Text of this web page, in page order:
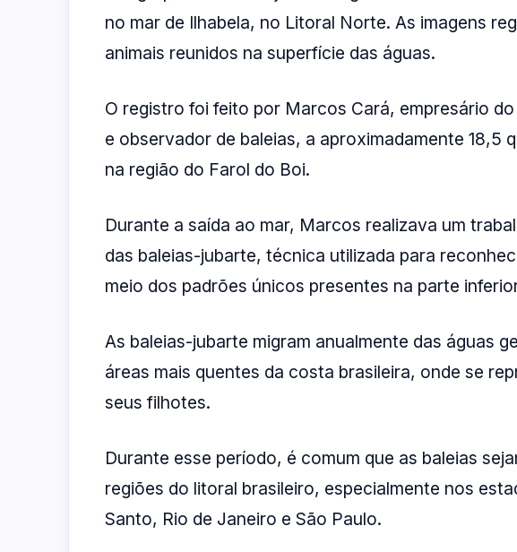
no mar de Ilhabela, no Litoral Norte. As imagens
animais reunidos na superfície das águas.
O registro foi feito por Marcos Cará, empresário
e observador de baleias, a aproximadamente 18,5
na região do Farol do Boi.
Durante a saída ao mar, Marcos realizava um
das baleias-jubarte, técnica utilizada para
meio dos padrões únicos presentes na parte
As baleias-jubarte migram anualmente das águas
áreas mais quentes da costa brasileira, onde se
seus filhotes.
Durante esse período, é comum que as baleias
regiões do litoral brasileiro, especialmente nos
Santo, Rio de Janeiro e São Paulo.